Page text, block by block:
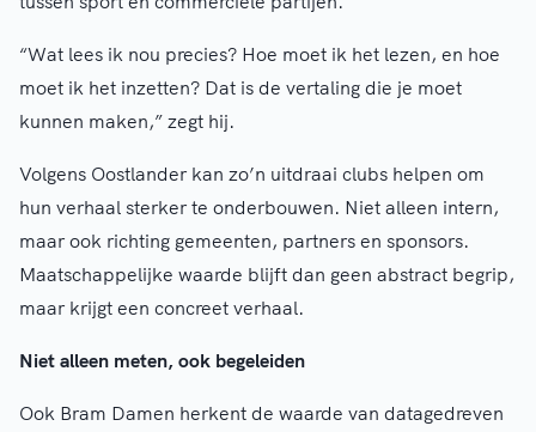
“Wat lees ik nou precies? Hoe moet ik het lezen, en hoe
moet ik het inzetten? Dat is de vertaling die je moet
kunnen maken,” zegt hij.
Volgens Oostlander kan zo’n uitdraai clubs helpen om
hun verhaal sterker te onderbouwen. Niet alleen intern,
maar ook richting gemeenten, partners en sponsors.
Maatschappelijke waarde blijft dan geen abstract begrip,
maar krijgt een concreet verhaal.
Niet alleen meten, ook begeleiden
Ook Bram Damen herkent de waarde van datagedreven